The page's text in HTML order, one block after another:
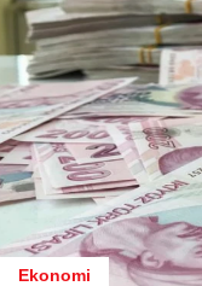
Ekonomi